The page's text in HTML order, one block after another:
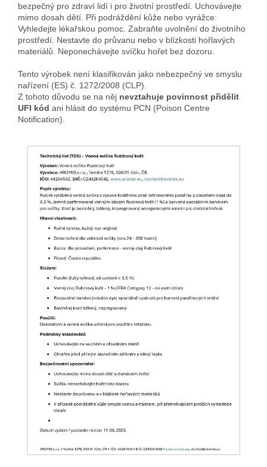
bezpečný pro zdraví lidí i pro životní prostředí. Uchovávejte
mimo dosah dětí. Při podráždění kůže nebo vyrážce:
Vyhledejte lékařskou pomoc. Zabraňte uvolnění do životního
prostředí. Nestavte do průvanu nebo v blízkosti hořlavých
materiálů. Neponechávejte svíčku hořet bez dozoru.
Tento výrobek není klasifikován jako nebezpečný ve smyslu
nařízení (ES) č. 1272/2008 (CLP).
Z tohoto důvodu se na něj nevztahuje povinnost přidělit
UFI kód ani hlásit do systému PCN (Poison Centre
Notification).